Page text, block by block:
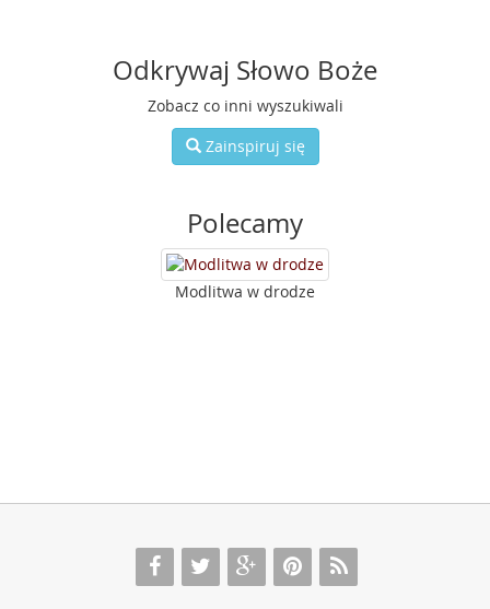
Odkrywaj Słowo Boże
Zobacz co inni wyszukiwali
Zainspiruj się
Polecamy
Modlitwa w drodze